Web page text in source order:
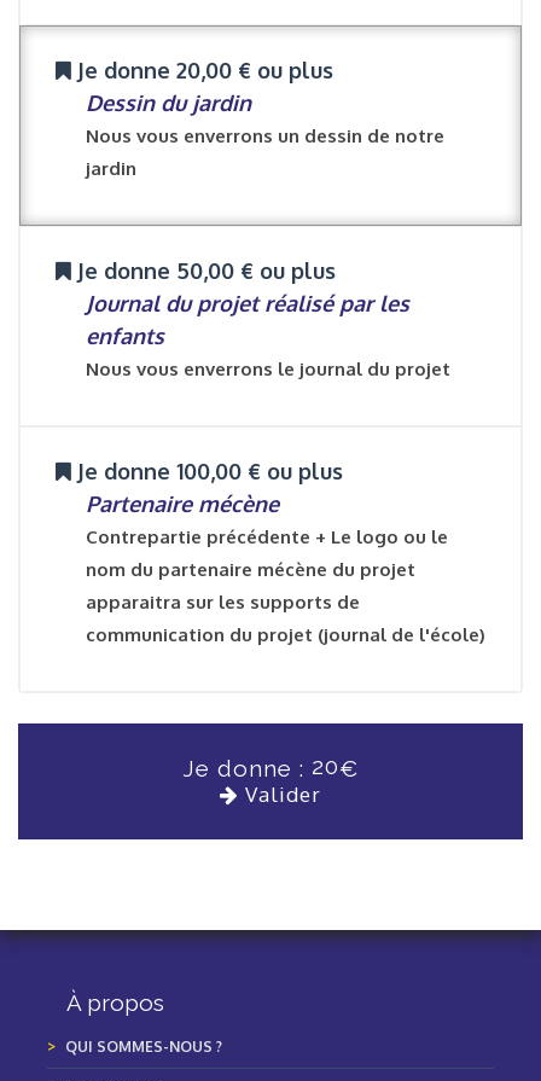
Je donne 20,00 € ou plus
Dessin du jardin
Nous vous enverrons un dessin de notre
jardin
Je donne 50,00 € ou plus
Journal du projet réalisé par les
enfants
Nous vous enverrons le journal du projet
Je donne 100,00 € ou plus
Partenaire mécène
Contrepartie précédente + Le logo ou le
nom du partenaire mécène du projet
apparaitra sur les supports de
communication du projet (journal de l'école)
Je donne : 20€
Valider
À propos
QUI SOMMES-NOUS ?